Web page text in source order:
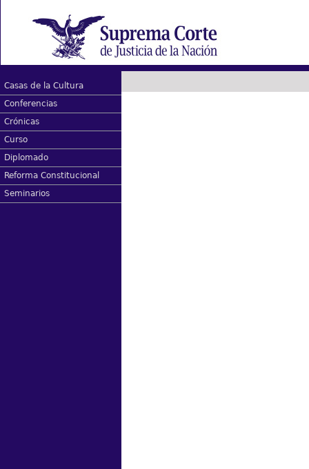
Casas de la Cultura
Conferencias
Crónicas
Curso
Diplomado
Reforma Constitucional
Seminarios